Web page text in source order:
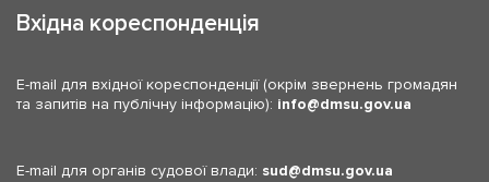
Вхідна кореспонденція
E-mail для вхідної кореспонденції (окрім звернень громадян
та запитів на публічну інформацію): info dmsu.gov.ua
E-mail для органів судової влади: sud dmsu.gov.ua